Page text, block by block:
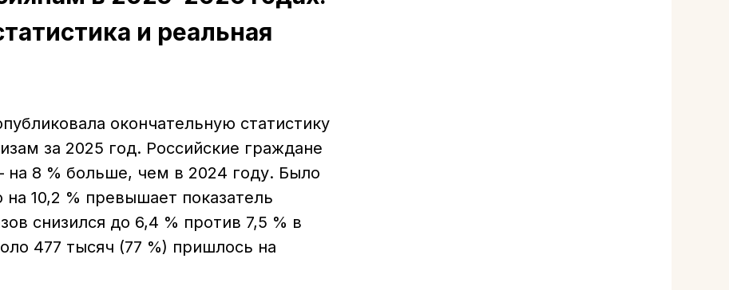
и реальная
окончательную статистику
за 2025 год. Российские граждане
на 8 % больше, чем в 2024 году. Было
10,2 % превышает показатель
снизился до 6,4 % против 7,5 % в
477 тысяч (77 %) пришлось на